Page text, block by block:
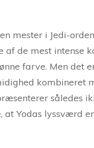
mester i Jedi-
de mest intense
farve. Men det
kombineret
således
Yodas lyssværd